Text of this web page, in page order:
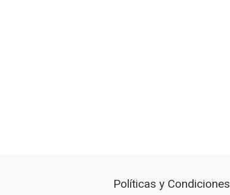
Políticas y Condiciones